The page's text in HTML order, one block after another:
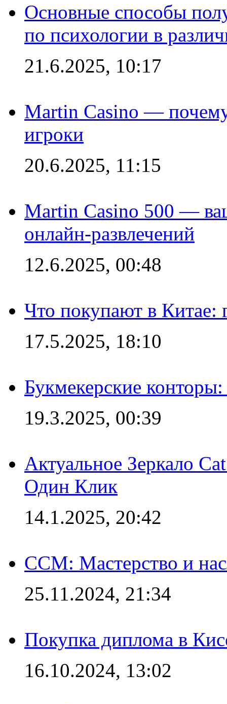
Основные способы
по психологии в
21.6.2025, 10:17
Martin Casino —
игроки
20.6.2025, 11:15
Martin Casino 500 —
онлайн-развлечений
12.6.2025, 00:48
Что покупают в Китае:
17.5.2025, 18:10
Букмекерские
19.3.2025, 00:39
Актуальное Зеркало
Один Клик
14.1.2025, 20:42
CCM: Мастерство и
25.11.2024, 21:34
Покупка диплома в
16.10.2024, 13:02